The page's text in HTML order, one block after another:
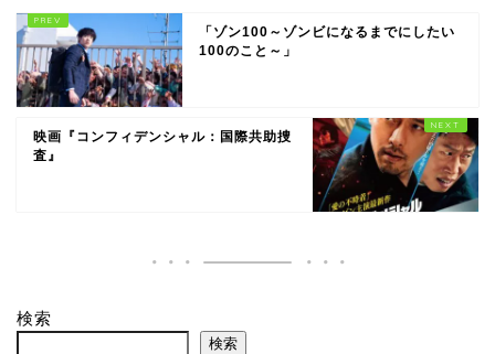
「ゾン100～ゾンビになるまでにしたい
100のこと～」
映画『コンフィデンシャル：国際共助捜
査』
検索
検索